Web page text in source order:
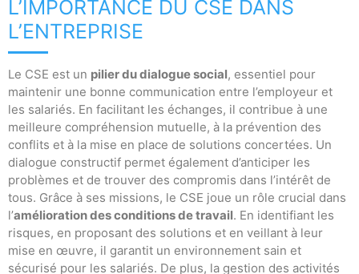
L’IMPORTANCE DU CSE DANS
L’ENTREPRISE
Le CSE est un pilier du dialogue social, essentiel pour
maintenir une bonne communication entre l’employeur et
les salariés. En facilitant les échanges, il contribue à une
meilleure compréhension mutuelle, à la prévention des
conflits et à la mise en place de solutions concertées. Un
dialogue constructif permet également d’anticiper les
problèmes et de trouver des compromis dans l’intérêt de
tous. Grâce à ses missions, le CSE joue un rôle crucial dans
l’amélioration des conditions de travail. En identifiant les
risques, en proposant des solutions et en veillant à leur
mise en œuvre, il garantit un environnement sain et
sécurisé pour les salariés. De plus, la gestion des activités